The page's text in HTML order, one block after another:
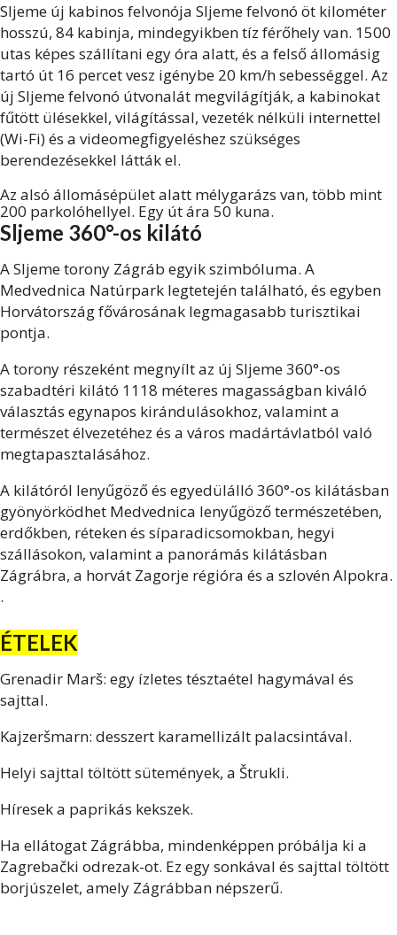
Sljeme új kabinos felvonója Sljeme felvonó öt kilométer
hosszú, 84 kabinja, mindegyikben tíz férőhely van. 1500
utas képes szállítani egy óra alatt, és a felső állomásig
tartó út 16 percet vesz igénybe 20 km/h sebességgel. Az
új Sljeme felvonó útvonalát megvilágítják, a kabinokat
fűtött ülésekkel, világítással, vezeték nélküli internettel
(Wi-Fi) és a videomegfigyeléshez szükséges
berendezésekkel látták el.
Az alsó állomásépület alatt mélygarázs van, több mint
200 parkolóhellyel. Egy út ára 50 kuna.
Sljeme 360°-os kilátó
A Sljeme torony Zágráb egyik szimbóluma. A
Medvednica Natúrpark legtetején található, és egyben
Horvátország fővárosának legmagasabb turisztikai
pontja.
A torony részeként megnyílt az új Sljeme 360°-os
szabadtéri kilátó 1118 méteres magasságban kiváló
választás egynapos kirándulásokhoz, valamint a
természet élvezetéhez és a város madártávlatból való
megtapasztalásához.
A kilátóról lenyűgöző és egyedülálló 360°-os kilátásban
gyönyörködhet Medvednica lenyűgöző természetében,
erdőkben, réteken és síparadicsomokban, hegyi
szállásokon, valamint a panorámás kilátásban
Zágrábra, a horvát Zagorje régióra és a szlovén Alpokra.
.
ÉTELEK
Grenadir Marš: egy ízletes tésztaétel hagymával és
sajttal.
Kajzeršmarn: desszert karamellizált palacsintával.
Helyi sajttal töltött sütemények, a Štrukli.
Híresek a paprikás kekszek.
Ha ellátogat Zágrábba, mindenképpen próbálja ki a
Zagrebački odrezak-ot. Ez egy sonkával és sajttal töltött
borjúszelet, amely Zágrábban népszerű.